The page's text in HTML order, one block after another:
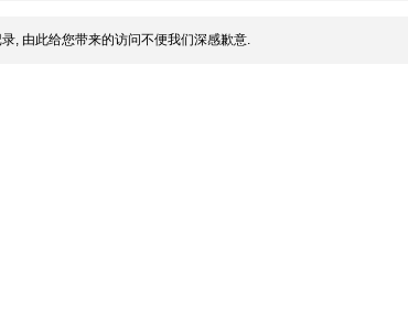
, 由此给您带来的访问不便我们深感歉意.